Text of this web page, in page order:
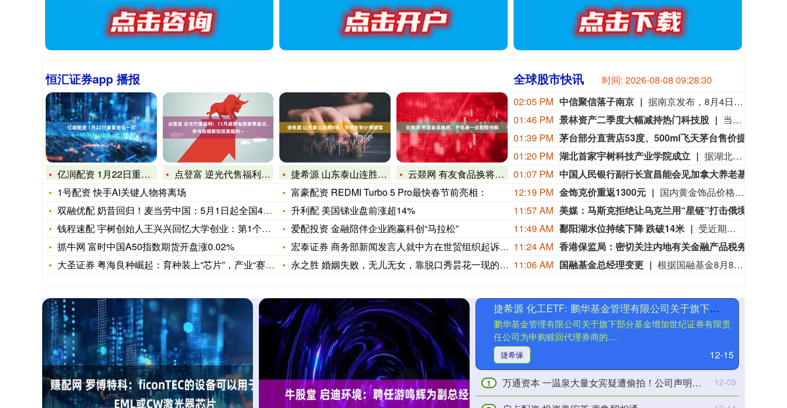
恒汇证券app 播报
亿润配资 1月22日重要资讯一览
点登富 逆光代售福利：11月高燃电竞赛事盘点，参与竞猜解锁观
1号配资 快手AI关键人物将离场
双融优配 奶昔回归！麦当劳中国：5月1日起全国44家餐厅长期
钱程速配 宇树创始人王兴兴回忆大学创业：第1个机器人只用了2
抓牛网 富时中国A50指数期货开盘涨0.02%
大圣证券 粤海良种崛起：育种装上“芯片”，产业“赛马”提速
捷希源 山东泰山连胜9场，争冠形势扑朔迷离
云燚网 有友食品换将，产品单一依赖症待解
富豪配资 REDMI Turbo 5 Pro最快春节前亮相：
升利配 美国锑业盘前涨超14%
爱配投资 金融陪伴企业跑赢科创“马拉松”
宏泰证券 商务部新闻发言人就中方在世贸组织起诉印度信息通讯产
永之胜 婚姻失败，无儿无女，靠脱口秀昙花一现的李诞，如今越混
全球股市快讯 时间: 2026-08-08 09:28:32
02:05 PM 中信聚信落子南京
据南京发布，8月4日，“南京聚信天晟股权投资合伙企业（有限合伙）”正式落地紫金山国际科创基金街区。基金规模10.01亿元，管理人为中信聚信（北京）资本管理有限公司，其向上穿透的实际控制人为中信集团，管理人整体管理规模超百亿元。该基金在2026紫金山创投大会上签约启动组建，将重点投向新一代信息技术、高端装备、新材料、新能源、生物医药及新消费等领域，为南京科创产业注入新的资本动能。
01:46 PM 景林资产二季度大幅减持热门科技股
当地时间8月7日，知名千亿级私募景林资产披露2026年二季度末最新美股持仓（13F）。二季度，景林资产清仓英伟达、META等热门科技股，大幅减持英特尔、网易、谷歌等标的；景林资产在二季度末的美股持仓市值从38.8亿美元大幅下降至21.9亿美元，降幅达43%。在大幅收缩多只原有持仓的同时，景林资产也对部分半导体产业链公司进行了布局，包括近期业绩超预期的美国光模块制造商AAOI（应用光电）。
01:39 PM
01:20 PM 湖北首家宇树科技产业学院成立
据湖北日报，8月7日，湖北省首家宇树科技产业学院在长江工程职业技术学院成立。据悉，“宇树科技产业学院”由宇树科技股份有限公司与长江工程职业技术学院共建，实行“企业专家任院长、校内教授任执行副院长”双院长制管理架构，聚焦机器人调试、运维、技术支持等市场紧缺岗位，精准培育紧缺人才。
01:07 PM
12:19 PM 金饰克价重返1300元
国内黄金饰品价格对比显示，国内多家品牌足金饰品价格重返1300元，其中周生生足金饰品报1315元/克，周大福报价1308元/克，老庙黄金报价1310元/克。
11:57 AM
11:49 AM 鄱阳湖水位持续下降 跌破14米
受近期持续高温天气影响，我国最大淡水湖鄱阳湖水位快速下降。截至8月8日8时，鄱阳湖标志性水文站星子站水位下降至13.97米，较昨日下降0.13米，鄱阳湖湖口站水位下降至13.84米，湖区两岸退水痕迹明显。（央视新闻）
11:24 AM
11:06 AM 国融基金总经理变更 根据国融基金8月8日公告，总经理毛灵俊因个人原因离任，总经理职位暂由张圆辉代任。根据国融基金安排，该公司董事会选举韩光华拟任公司总经理，待韩光华完成相关程序后履职。
捷希源 化工ETF: 鹏华基金管理有限公司关于旗下部分基金增加世纪证券有限责任公司为申购赎回代理券商的公告
鹏华基金管理有限公司关于旗下部分基金增加世纪证券有限责
任公司为申购赎回代理券商的....
捷希缘 12-15
1 万通资本 一温泉大量女宾疑遭偷拍！公司声明：已报警，启动全面内部自查！ 12-09